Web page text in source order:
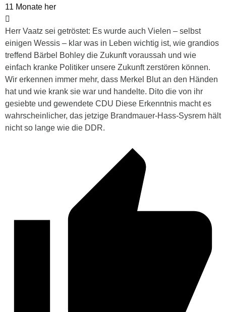
11 Monate her
Herr Vaatz sei getröstet: Es wurde auch Vielen – selbst
einigen Wessis – klar was in Leben wichtig ist, wie grandios
treffend Bärbel Bohley die Zukunft voraussah und wie
einfach kranke Politiker unsere Zukunft zerstören können.
Wir erkennen immer mehr, dass Merkel Blut an den Händen
hat und wie krank sie war und handelte. Dito die von ihr
gesiebte und gewendete CDU Diese Erkenntnis macht es
wahrscheinlicher, das jetzige Brandmauer-Hass-Sysrem hält
nicht so lange wie die DDR.